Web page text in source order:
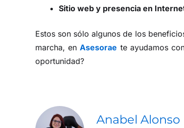
Sitio web y presencia en
Estos son sólo algunos de los
marcha, enAsesorae te ayudamos
oportunidad?
Anabel Alonso